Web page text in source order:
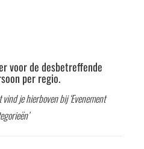
voor de desbetreffende
per regio.
je hierboven bij ‘Evenement